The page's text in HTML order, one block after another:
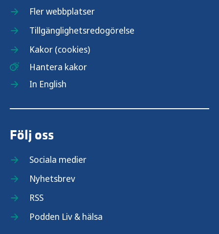
Fler webbplatser
Tillgänglighetsredogörelse
Kakor (cookies)
Hantera kakor
In English
Följ oss
Sociala medier
Nyhetsbrev
RSS
Podden Liv & hälsa